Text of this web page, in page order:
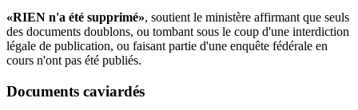
«RIEN n'a été supprimé», soutient le ministère affirmant que seuls
des documents doublons, ou tombant sous le coup d'une interdiction
légale de publication, ou faisant partie d'une enquête fédérale en
cours n'ont pas été publiés.
Documents caviardés